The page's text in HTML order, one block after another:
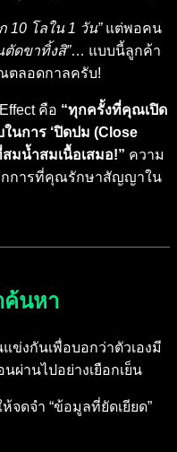
10 โลใน 1 วัน”แต่พอคน
ตัดขาทิ้งสิ”… แบบนี้ลูกค้า
ตลอดกาลครับ!
คือ “ทุกครั้งที่คุณเปิด
นการ ‘ปิดปม (Close
มน้ำสมเนื้อเสมอ!” ความ
ากการที่คุณรักษาสัญญาใน
ค้นหา
ข่งกันเพื่อบอกว่าตัวเองมี
ผ่านไปอย่างเยือกเย็น
จดจำ “ข้อมูลที่ยัดเยียด”